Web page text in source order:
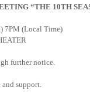
“THE 10TH
7PM (Local Time)
further notice.
support.